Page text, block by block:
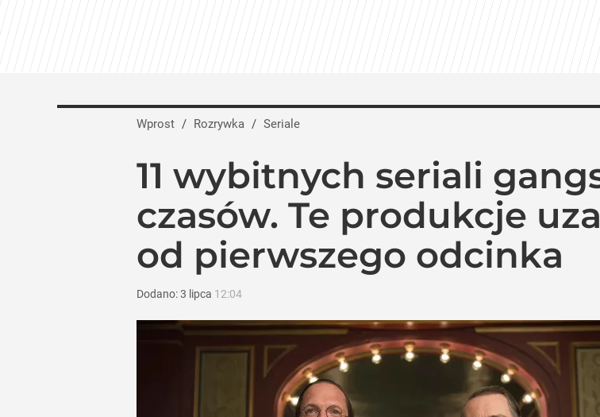
Wprost / Rozrywka / Seriale
11 wybitnych seriali
czasów. Te produkcje
od pierwszego odcinka
Dodano:3 lipca 12:04